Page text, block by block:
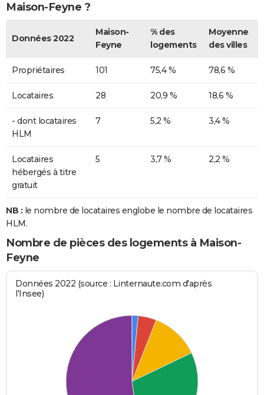
Maison-Feyne ?
Données 2022
Maison-
Feyne
% des
logements
Moyenne
des villes
Propriétaires 101 75,4 % 78,6 %
Locataires 28 20,9 % 18,6 %
- dont locataires
HLM
7 5,2 % 3,4 %
Locataires
hébergés à titre
gratuit
5 3,7 % 2,2 %
NB : le nombre de locataires englobe le nombre de locataires
HLM.
Nombre de pièces des logements à Maison-
Feyne
Données 2022 (source : Linternaute.com d'après
l'Insee)